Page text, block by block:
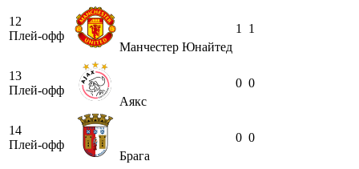
12
Плей-офф
Манчестер Юнайтед
1 1
13
Плей-офф
Аякс
0 0
14
Плей-офф
Брага
0 0